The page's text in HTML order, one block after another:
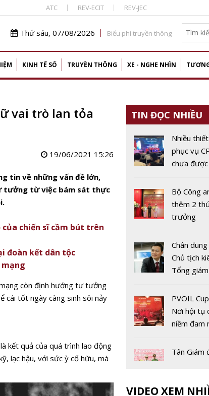
ATC REV-ECIT REV-JEC
Thứ sáu, 07/08/2026 Biểu phí truyền thông
KINH TẾ SỐ TRUYỀN THÔNG XE - NGHE NHÌN
vai trò lan tỏa
19/06/2021 15:26
tin về những vấn đề lớn,
tưởng từ việc bám sát thực
chiến sĩ cầm bút trên
đoàn kết dân tộc
còn định hướng tư tưởng
cái tốt ngày càng sinh sôi nảy
kết quả của quá trình lao động
lạc hậu, với sức ỳ cố hữu, mà
TIN ĐỌC NHIỀU
Nhiều
phục vụ
chưa
Bộ Công
thêm 2
trưởng
Chân
Chủ tịch
Tổng
Tào Đức
PVOIL
Nơi hội tụ
niềm đam
Tân Giám
Công an
nhiệm là
VIDEO XEM